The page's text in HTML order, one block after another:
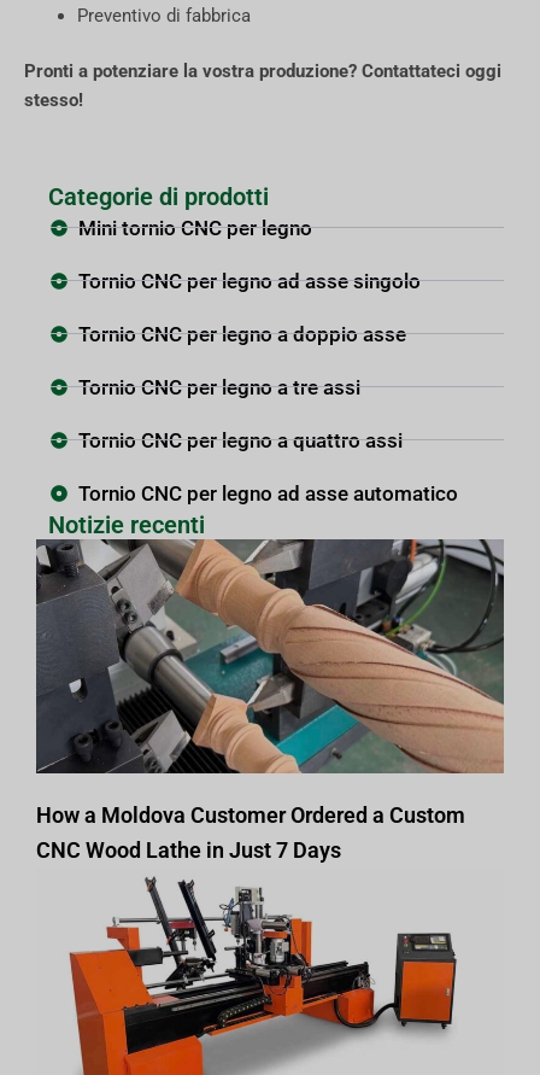
Preventivo di fabbrica
Pronti a potenziare la vostra produzione? Contattateci oggi
stesso!
Categorie di prodotti
Mini tornio CNC per legno
Tornio CNC per legno ad asse singolo
Tornio CNC per legno a doppio asse
Tornio CNC per legno a tre assi
Tornio CNC per legno a quattro assi
Tornio CNC per legno ad asse automatico
Notizie recenti
How a Moldova Customer Ordered a Custom
CNC Wood Lathe in Just 7 Days